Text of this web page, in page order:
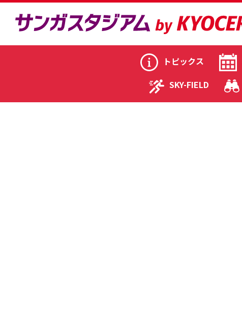
トピックス
SKY-FIELD